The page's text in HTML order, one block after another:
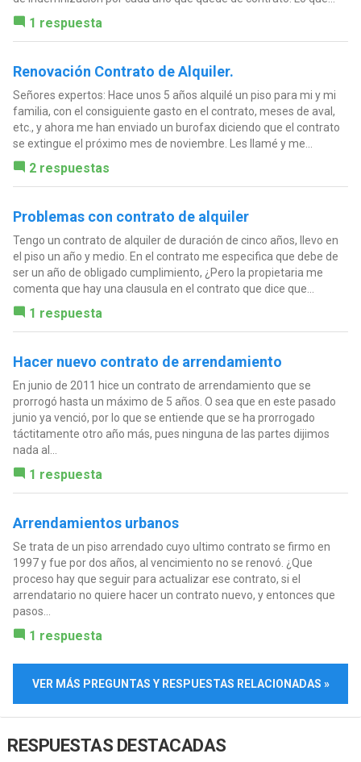
1 respuesta
Renovación Contrato de Alquiler.
Señores expertos: Hace unos 5 años alquilé un piso para mi y mi
familia, con el consiguiente gasto en el contrato, meses de aval,
etc., y ahora me han enviado un burofax diciendo que el contrato
se extingue el próximo mes de noviembre. Les llamé y me...
2 respuestas
Problemas con contrato de alquiler
Tengo un contrato de alquiler de duración de cinco años, llevo en
el piso un año y medio. En el contrato me especifica que debe de
ser un año de obligado cumplimiento, ¿Pero la propietaria me
comenta que hay una clausula en el contrato que dice que...
1 respuesta
Hacer nuevo contrato de arrendamiento
En junio de 2011 hice un contrato de arrendamiento que se
prorrogó hasta un máximo de 5 años. O sea que en este pasado
junio ya venció, por lo que se entiende que se ha prorrogado
táctitamente otro año más, pues ninguna de las partes dijimos
nada al...
1 respuesta
Arrendamientos urbanos
Se trata de un piso arrendado cuyo ultimo contrato se firmo en
1997 y fue por dos años, al vencimiento no se renovó. ¿Que
proceso hay que seguir para actualizar ese contrato, si el
arrendatario no quiere hacer un contrato nuevo, y entonces que
pasos...
1 respuesta
VER MÁS PREGUNTAS Y RESPUESTAS RELACIONADAS »
RESPUESTAS DESTACADAS